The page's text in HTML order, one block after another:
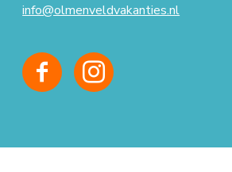
info@olmenveldvakanties.nl